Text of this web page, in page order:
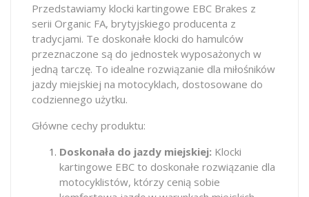
Przedstawiamy klocki kartingowe EBC Brakes z
serii Organic FA, brytyjskiego producenta z
tradycjami. Te doskonałe klocki do hamulców
przeznaczone są do jednostek wyposażonych w
jedną tarczę. To idealne rozwiązanie dla miłośników
jazdy miejskiej na motocyklach, dostosowane do
codziennego użytku.
Główne cechy produktu:
Doskonała do jazdy miejskiej: Klocki
kartingowe EBC to doskonałe rozwiązanie dla
motocyklistów, którzy cenią sobie